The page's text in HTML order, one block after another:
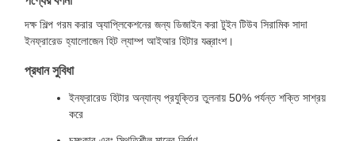
দক্ষ শিল্প গরম করার অ্যাপ্লিকেশনের জন্য ডিজাইন করা টুইন টিউব সিরামিক সাদা
ইনফ্রারেড হ্যালোজেন হিট ল্যাম্প আইআর হিটার যন্ত্রাংশ।
প্রধান সুবিধা
ইনফ্রারেড হিটার অন্যান্য প্রযুক্তির তুলনায় 50% পর্যন্ত শক্তি সাশ্রয়
করে